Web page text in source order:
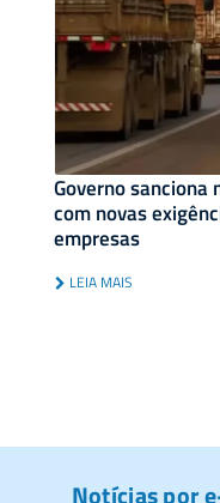
Governo
com novas
empresas
LEIA MAIS
Notícias por